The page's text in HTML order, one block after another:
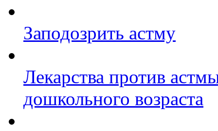
Заподозрить астму
Лекарства против
дошкольного возраста